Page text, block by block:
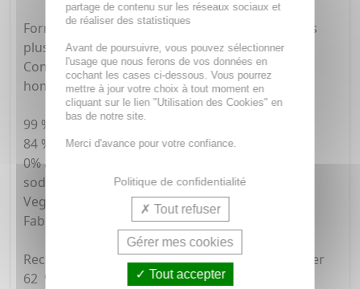
Formulé pour tous les types de peaux, même les
plus sensibles.
Convient également aux futures mamans, aux
hommes et aux adolescents.
99 % d'origine naturelle
84 % de biodégradabilité
0% alcool, sels d'aluminium, bicarbonate de
sodium, conservateurs
Vegan
Fabriqué en France
Recharger votre déodorant permet d'économiser
62 % de plastique !
partage de contenu sur les réseaux sociaux et
de réaliser des statistiques
Avant de poursuivre, vous pouvez sélectionner
l'usage que nous ferons de vos données en
cochant les cases ci-dessous. Vous pourrez
mettre à jour votre choix à tout moment en
cliquant sur le lien "Utilisation des Cookies" en
bas de notre site.
Merci d'avance pour votre confiance.
Politique de confidentialité
Tout refuser
Gérer mes cookies
Tout accepter